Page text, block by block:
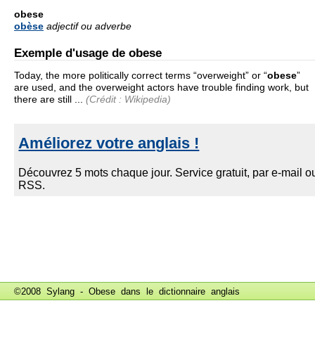
obese
obèse adjectif ou adverbe
Exemple d'usage de obese
Today, the more politically correct terms “overweight” or “obese”
are used, and the overweight actors have trouble finding work, but
there are still ...
(Crédit : Wikipedia)
©2008 Sylang - Obese dans le dictionnaire anglais